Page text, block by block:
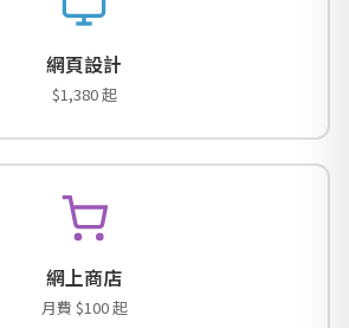
網頁設計
$1,380 起
網上商店
月費 $100 起